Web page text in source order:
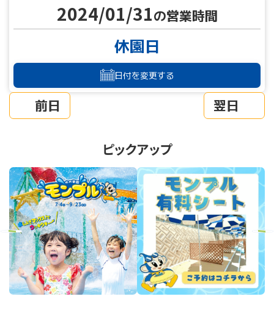
前日
2024/01/31の営業時間
休園日
日付を変更する
翌日
ピックアップ
Next